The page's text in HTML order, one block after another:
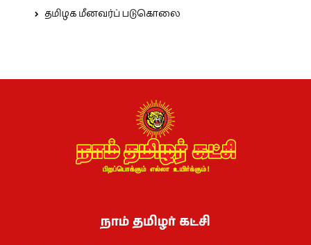
தமிழக மீனவர்ப் படுகொலை
நாம் தமிழர் கட்சி